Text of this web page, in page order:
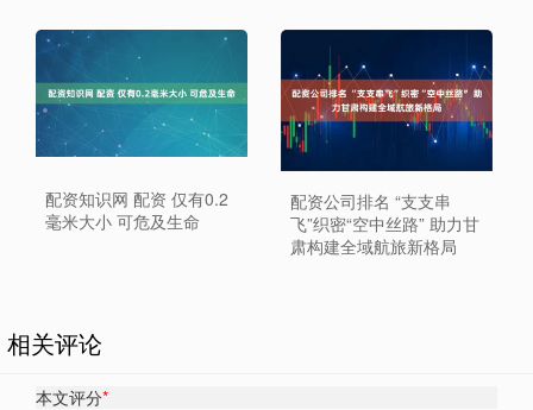
配资知识网 配资 仅有0.2
毫米大小 可危及生命
配资公司排名 “支支串
飞”织密“空中丝路” 助力甘
肃构建全域航旅新格局
相关评论
本文评分*